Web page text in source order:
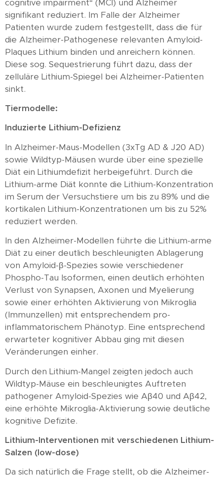
cognitive impairment“ (MCI) und Alzheimer
signifikant reduziert. Im Falle der Alzheimer
Patienten wurde zudem festgestellt, dass die für
die Alzheimer-Pathogenese relevanten Amyloid-
Plaques Lithium binden und anreichern können.
Diese sog. Sequestrierung führt dazu, dass der
zelluläre Lithium-Spiegel bei Alzheimer-Patienten
sinkt.
Tiermodelle:
Induzierte Lithium-Defizienz
In Alzheimer-Maus-Modellen (3xTg AD & J20 AD)
sowie Wildtyp-Mäusen wurde über eine spezielle
Diät ein Lithiumdefizit herbeigeführt. Durch die
Lithium-arme Diät konnte die Lithium-Konzentration
im Serum der Versuchstiere um bis zu 89% und die
kortikalen Lithium-Konzentrationen um bis zu 52%
reduziert werden.
In den Alzheimer-Modellen führte die Lithium-arme
Diät zu einer deutlich beschleunigten Ablagerung
von Amyloid-β-Spezies sowie verschiedener
Phospho-Tau Isoformen, einen deutlich erhöhten
Verlust von Synapsen, Axonen und Myelierung
sowie einer erhöhten Aktivierung von Mikroglia
(Immunzellen) mit entsprechendem pro-
inflammatorischem Phänotyp. Eine entsprechend
erwarteter kognitiver Abbau ging mit diesen
Veränderungen einher.
Durch den Lithium-Mangel zeigten jedoch auch
Wildtyp-Mäuse ein beschleunigtes Auftreten
pathogener Amyloid-Spezies wie Aβ40 und Aβ42,
eine erhöhte Mikroglia-Aktivierung sowie deutliche
kognitive Defizite.
Lithium-Interventionen mit verschiedenen Lithium-
Salzen (low-dose)
Da sich natürlich die Frage stellt, ob die Alzheimer-